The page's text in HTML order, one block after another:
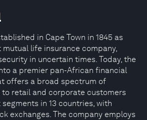
in Cape Town in 1845 as
mutual life insurance company,
in uncertain times. Today, the
a premier pan-African financial
offers a broad spectrum of
retail and corporate customers
in 13 countries, with
exchanges. The company employs